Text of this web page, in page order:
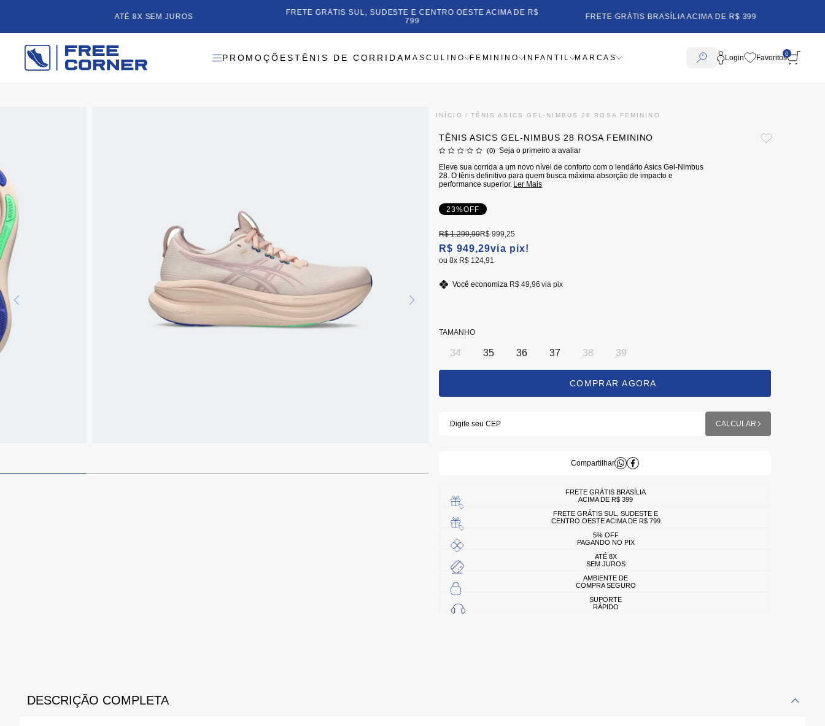
ATÉ 8X SEM JUROS
FRETE GRÁTIS SUL, SUDESTE E CENTRO OESTE ACIMA DE R$
799
FRETE GRÁTIS BRASÍLIA ACIMA DE R$ 399
PROMOÇÕESTÊNIS DE CORRIDA MASCULINO FEMININO INFANTIL MARCAS Login 0
INÍCIO TÊNIS ASICS GEL-NIMBUS 28 ROSA FEMININO
TÊNIS ASICS GEL-NIMBUS 28 ROSA FEMININO
(0)
Seja o primeiro a avaliar
Eleve sua corrida a um novo nível de conforto com o lendário Asics Gel-Nimbus
28. O tênis definitivo para quem busca máxima absorção de impacto e
performance superior. Ler Mais
23%OFF
R$ 949,29via pix!
R$ 1.299,99R$ 999,25
8x R$ 124,91
Você economiza R$ 49,96 via pix
TAMANHO
34 35 36 37 38 39
FRETE GRÁTIS BRASÍLIA
ACIMA DE R$ 399
FRETE GRÁTIS SUL, SUDESTE E
CENTRO OESTE ACIMA DE R$ 799
5% OFF
PAGANDO NO PIX
ATÉ 8X
SEM JUROS
AMBIENTE DE
COMPRA SEGURO
SUPORTE
RÁPIDO
DESCRIÇÃO COMPLETA